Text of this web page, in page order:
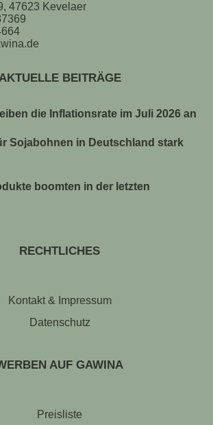
47623 Kevelaer
BEITRÄGE
die Inflationsrate im Juli 2026 an
Sojabohnen in Deutschland stark
boomten in der letzten
RECHTLICHES
Kontakt & Impressum
Datenschutz
AUF GAWINA
Preisliste